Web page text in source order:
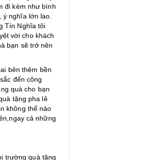
đi kèm như bình
nghĩa lớn lao.
Tín Nghĩa tôi
vời cho khách
bạn sẽ trở nên
bên thêm bền
đến công
quà cho bạn
tặng pha lê
không thể nào
cả những
trường quà tặng